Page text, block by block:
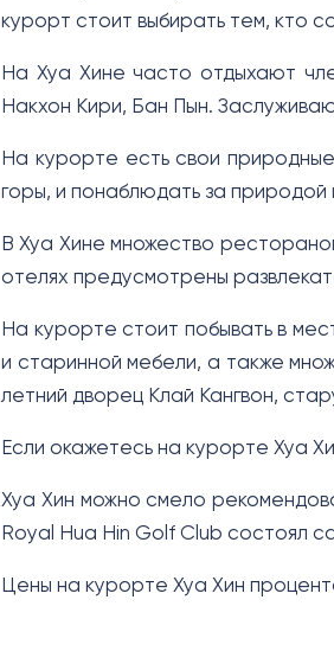
курорт стоит выбирать тем, кто
На Хуа Хине часто отдыхают
Накхон Кири, Бан Пын.
На курорте есть свои
горы, и понаблюдать за природой
В Хуа Хине множество
отелях предусмотрены
На курорте стоит побывать в
и старинной мебели, а также
летний дворец Клай Кангвон,
Если окажетесь на курорте Хуа
Хуа Хин можно смело
Royal Hua Hin Golf Club состоял
Цены на курорте Хуа Хин